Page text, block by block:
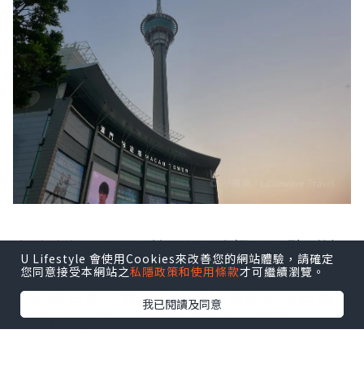
自助晚餐18:30開始, 小飛浪提早一點到達
先參觀觀光層。現在暫時只有美高梅、新
葡京酒店及上葡京酒店提供發財車來往澳
門旅遊塔, 而小飛浪就乘坐巴士到達。
U Lifestyle 會使用Cookies來改善您的網站體驗，請確定
您同意接受本網站之私隱政策和使用條款才可繼續瀏覽。
我已閱讀及同意